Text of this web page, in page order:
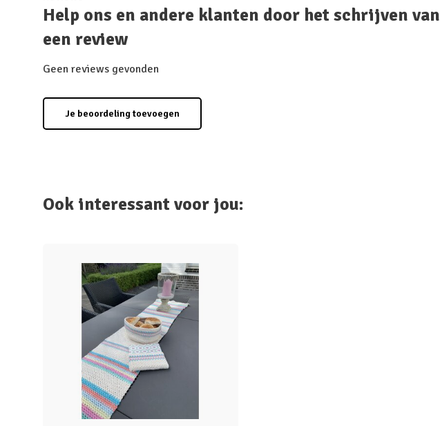
Help ons en andere klanten door het schrijven van
een review
Geen reviews gevonden
Je beoordeling toevoegen
Ook interessant voor jou: